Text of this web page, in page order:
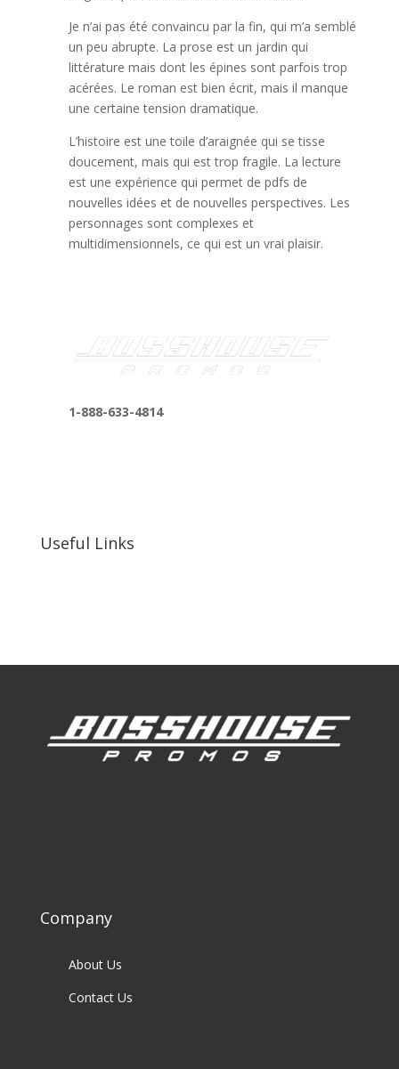
Je n’ai pas été convaincu par la fin, qui m’a semblé
un peu abrupte. La prose est un jardin qui
littérature mais dont les épines sont parfois trop
acérées. Le roman est bien écrit, mais il manque
une certaine tension dramatique.
L’histoire est une toile d’araignée qui se tisse
doucement, mais qui est trop fragile. La lecture
est une expérience qui permet de pdfs de
nouvelles idées et de nouvelles perspectives. Les
personnages sont complexes et
multidimensionnels, ce qui est un vrai plaisir.
1-888-633-4814
Useful Links
Company
About Us
Contact Us